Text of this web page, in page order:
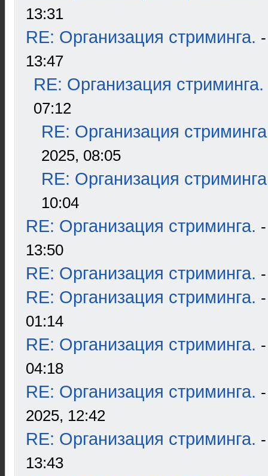
13:31
RE: Организация стриминга.
13:47
RE: Организация стриминга.
07:12
RE: Организация
2025, 08:05
RE: Организация
10:04
RE: Организация стриминга.
13:50
RE: Организация стриминга.
RE: Организация стриминга.
01:14
RE: Организация стриминга.
04:18
RE: Организация стриминга.
2025, 12:42
RE: Организация стриминга.
13:43